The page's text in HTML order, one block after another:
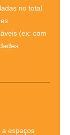
no total
(ex: com
espaços